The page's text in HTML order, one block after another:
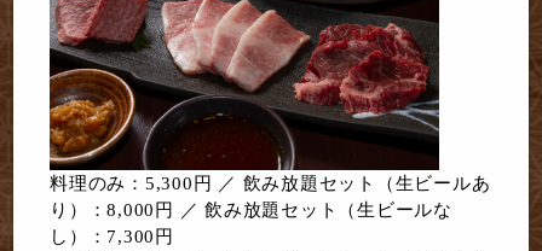
料理のみ：5,300円 ／ 飲み放題セット（生ビールあ
り）：8,000円 ／ 飲み放題セット（生ビールな
し）：7,300円